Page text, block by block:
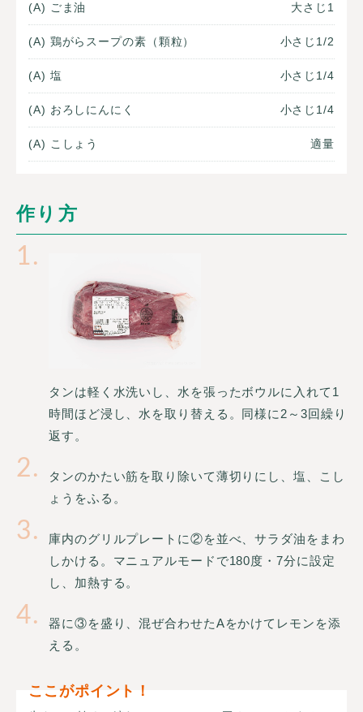
(A) ごま油 大さじ1
(A) 鶏がらスープの素（顆粒） 小さじ1/2
(A) 塩 小さじ1/4
(A) おろしにんにく 小さじ1/4
(A) こしょう 適量
作り方
1
タンは軽く水洗いし、水を張ったボウルに入れて1
時間ほど浸し、水を取り替える。同様に2～3回繰り
返す。
2
タンのかたい筋を取り除いて薄切りにし、塩、こし
ょうをふる。
3
庫内のグリルプレートに②を並べ、サラダ油をまわ
しかける。マニュアルモードで180度・7分に設定
し、加熱する。
4
器に③を盛り、混ぜ合わせたAをかけてレモンを添
える。
ここがポイント！